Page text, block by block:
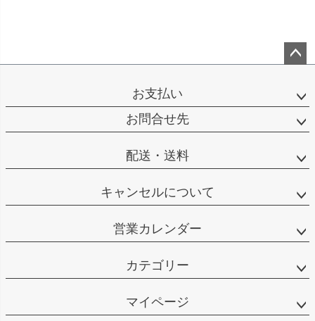
ップ
お支払い
お問合せ先
配送・送料
キャンセルについて
営業カレンダー
カテゴリー
マイページ